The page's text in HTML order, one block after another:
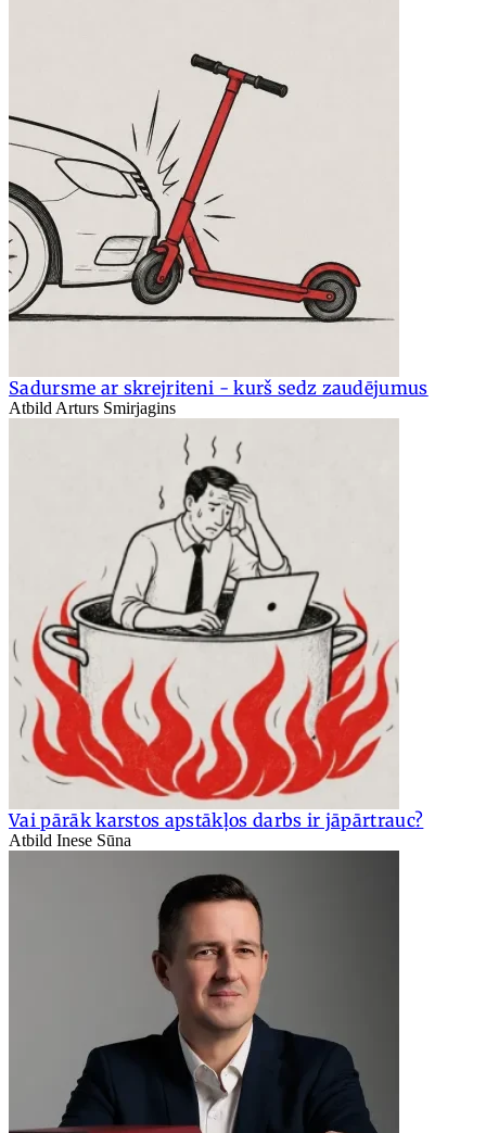
Sadursme ar skrejriteni - kurš sedz zaudējumus
Atbild Arturs Smirjagins
Vai pārāk karstos apstākļos darbs ir jāpārtrauc?
Atbild Inese Sūna